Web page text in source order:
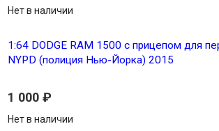
Нет в наличии
1:64 DODGE RAM 1500 с прицепом для
NYPD (полиция Нью-Йорка) 2015
1 000 ₽
Нет в наличии